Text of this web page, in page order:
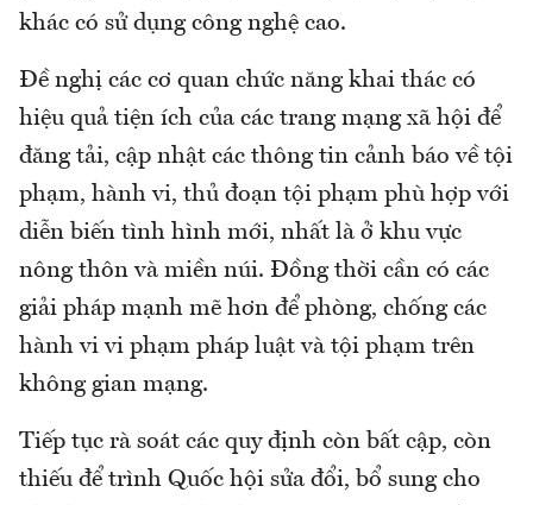
khác có sử dụng công nghệ cao.
Đề nghị các cơ quan chức năng khai thác có
hiệu quả tiện ích của các trang mạng xã hội để
đăng tải, cập nhật các thông tin cảnh báo về tội
phạm, hành vi, thủ đoạn tội phạm phù hợp với
diễn biến tình hình mới, nhất là ở khu vực
nông thôn và miền núi. Đồng thời cần có các
giải pháp mạnh mẽ hơn để phòng, chống các
hành vi vi phạm pháp luật và tội phạm trên
không gian mạng.
Tiếp tục rà soát các quy định còn bất cập, còn
thiếu để trình Quốc hội sửa đổi, bổ sung cho